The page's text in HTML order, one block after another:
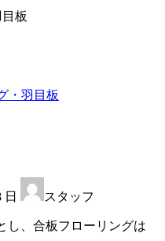
板
・羽目板
日 スタッフ
し、合板フローリングは